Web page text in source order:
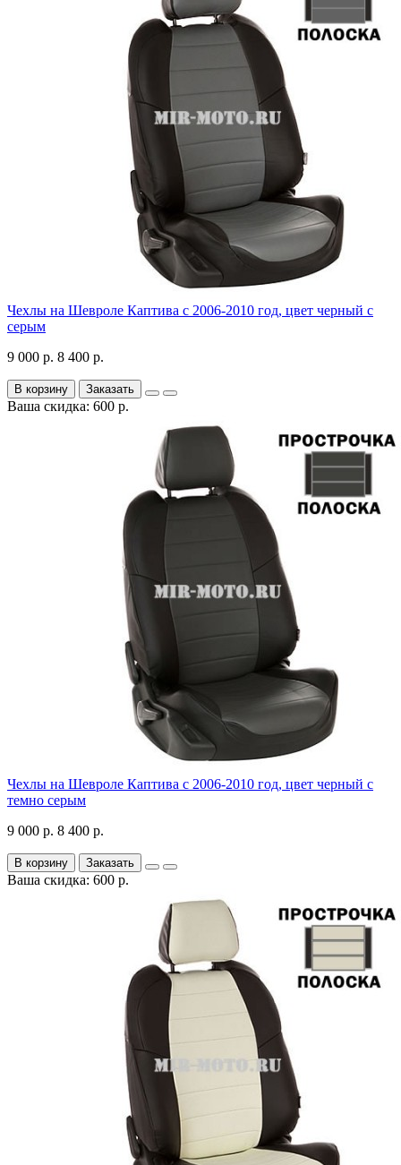
Чехлы на Шевроле Каптива с 2006-2010 год, цвет черный с
серым
9 000 р. 8 400 р.
В корзину Заказать
Ваша скидка: 600 р.
Чехлы на Шевроле Каптива с 2006-2010 год, цвет черный с
темно серым
9 000 р. 8 400 р.
В корзину Заказать
Ваша скидка: 600 р.